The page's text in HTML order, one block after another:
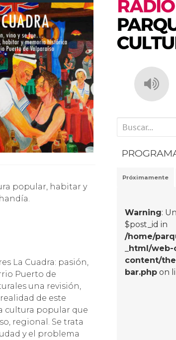
La Cuadra: pasión,
Puerto de
una revisión,
de este
cultura popular que
regional. Se trata
y el problema
' . __('Search
Próximamente
Warning:
$post_id in
/home/
_html/
content/
bar.php on